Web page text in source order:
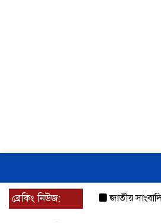
ব্রেকিং নিউজ: জাতীয় সাংবাদিক